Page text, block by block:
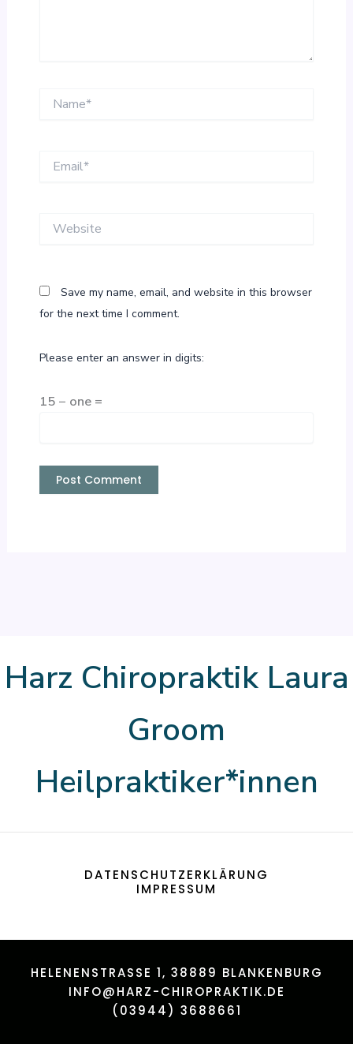
Save my name, email, and website in this browser
for the next time I comment.
Please enter an answer in digits:
15 − one =
Harz Chiropraktik Laura
Groom
Heilpraktiker*innen
DATENSCHUTZERKLÄRUNG
IMPRESSUM
HELENENSTRASSE 1, 38889 BLANKENBURG
INFO@HARZ-CHIROPRAKTIK.DE
(03944) 3688661